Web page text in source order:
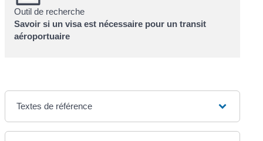
Outil de recherche
Savoir si un visa est nécessaire pour un transit
aéroportuaire
Textes de référence